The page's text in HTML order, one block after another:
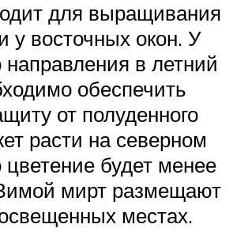
для выращивания
у восточных окон. У
направления в летний
обеспечить
от полуденного
расти на северном
цветение будет менее
мирт размещают
местах.